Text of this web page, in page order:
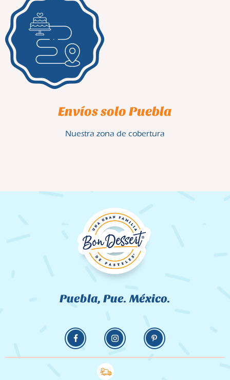
Envíos solo Puebla
Nuestra zona de cobertura
Puebla, Pue. México.